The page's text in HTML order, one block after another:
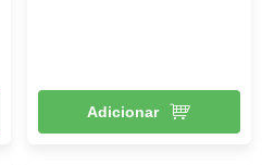
Adicionar